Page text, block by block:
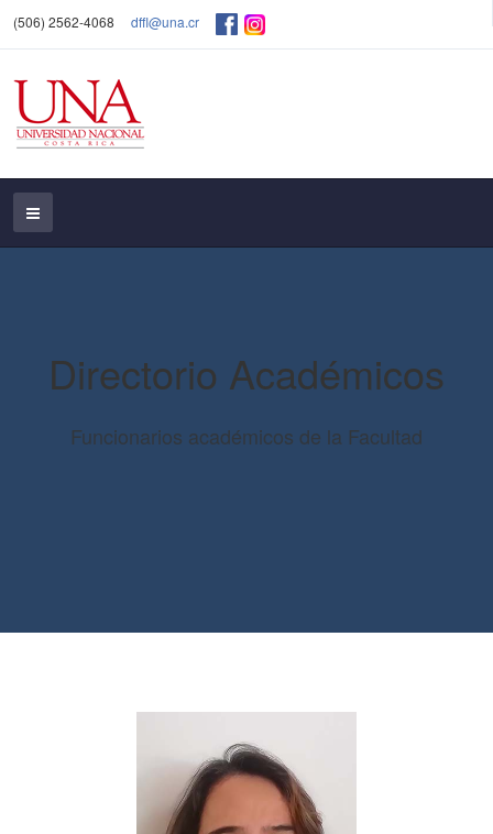
(506) 2562-4068 dffl@una.cr
Directorio Académicos
Funcionarios académicos de la Facultad